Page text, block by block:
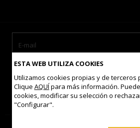
Acepto lascondiciones de uso
ESTA WEB UTILIZA COOKIES
Utilizamos cookies propias y de terceros
Clique AQUÍpara más información.
cookies, modificar su selección o
"Configurar".